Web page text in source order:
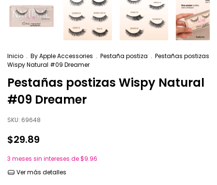
Inicio . By Apple Accessories . Pestaña postiza . Pestañas postizas
Wispy Natural #09 Dreamer
Pestañas postizas Wispy Natural
#09 Dreamer
SKU: 69648
$29.89
3 meses sin intereses de$9.96
Ver más detalles